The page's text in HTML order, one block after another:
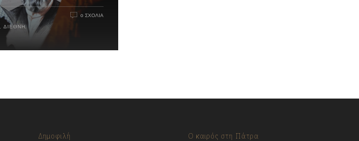
ΔΙΕΘΝΉ,
0 ΣΧΌΛΙΑ
Δημοφιλή Ο καιρός στη Πάτρα